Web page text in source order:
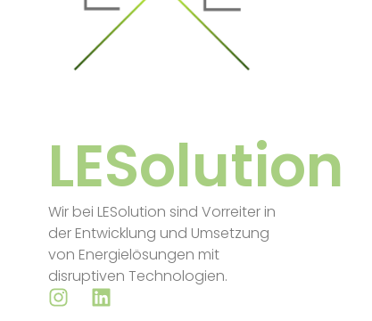
LESolution
Wir bei LESolution sind Vorreiter in
der Entwicklung und Umsetzung
von Energielösungen mit
disruptiven Technologien.